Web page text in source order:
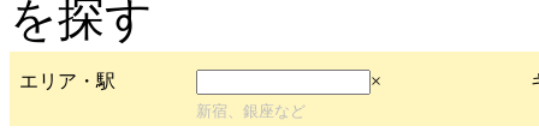
エリア・駅 ×
新宿、銀座など